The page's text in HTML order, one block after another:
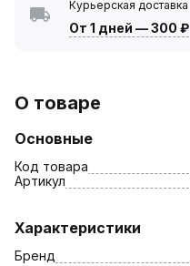
Курьерская доставка
От 1 дней —300 ₽
О товаре
Основные
Код товара
Артикул
Характеристики
Бренд